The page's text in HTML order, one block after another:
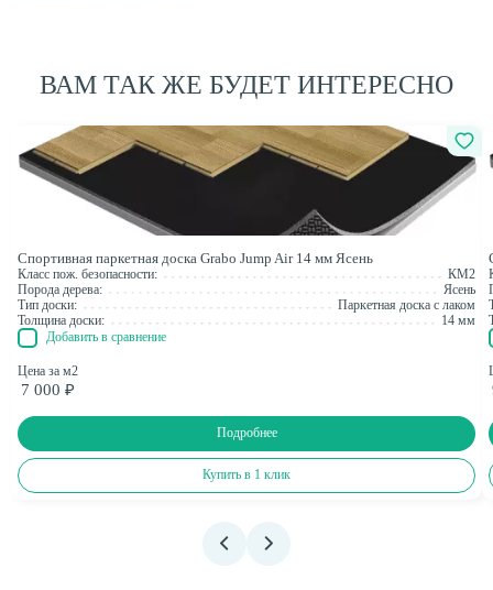
ВАМ ТАК ЖЕ БУДЕТ ИНТЕРЕСНО
Спортивная паркетная доска Grabo Jump Air 14 мм Ясень
Класс пож. безопасности:
КМ2
Порода дерева:
Ясень
Тип доски:
Паркетная доска с лаком
Толщина доски:
14 мм
Добавить в сравнение
Цена за м2
7 000 ₽
Подробнее
Купить в 1 клик